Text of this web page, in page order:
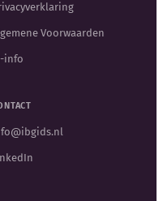
Voorwaarden
info